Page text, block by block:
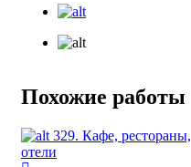
Похожие работы
329. Кафе, рестораны,
отели